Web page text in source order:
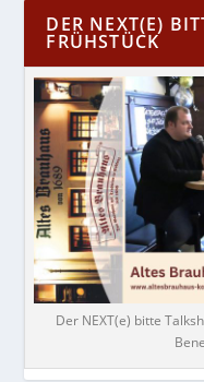
DER NEXT(E)
FRÜHSTÜCK
Der NEXT(e) bitte